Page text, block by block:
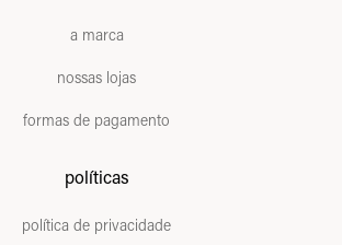
a marca
nossas lojas
formas de pagamento
políticas
política de privacidade